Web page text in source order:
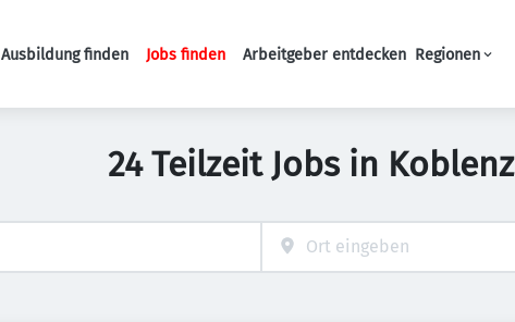
Haupt-Navigation
Ausbildung finden Jobs finden Arbeitgeber entdecken Regionen
24 Teilzeit Jobs in Koblenz